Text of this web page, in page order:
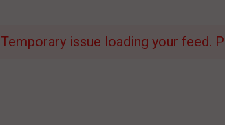
Temporary issue loading your feed.